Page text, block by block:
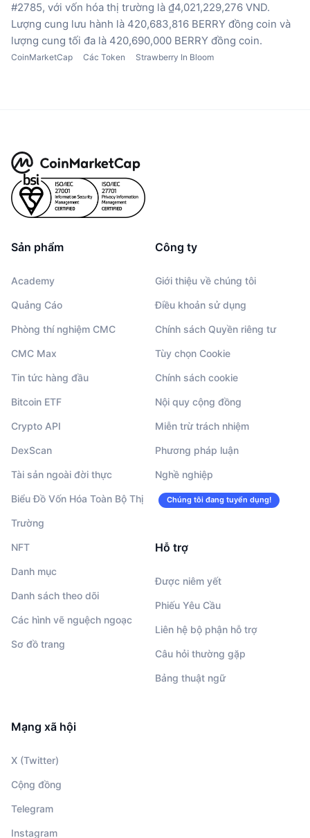
#2785, với vốn hóa thị trường là ₫4,021,229,276 VND.
Lượng cung lưu hành là 420,683,816 BERRY đồng coin và
lượng cung tối đa là 420,690,000 BERRY đồng coin.
CoinMarketCap Các Token Strawberry In Bloom
Sản phẩm
Academy
Quảng Cáo
Phòng thí nghiệm CMC
CMC Max
Tin tức hàng đầu
Bitcoin ETF
Crypto API
DexScan
Tài sản ngoài đời thực
Biểu Đồ Vốn Hóa Toàn Bộ Thị
Trường
NFT
Danh mục
Danh sách theo dõi
Các hình vẽ nguệch ngoạc
Sơ đồ trang
Công ty
Giới thiệu về chúng tôi
Điều khoản sử dụng
Chính sách Quyền riêng tư
Tùy chọn Cookie
Chính sách cookie
Nội quy cộng đồng
Miễn trừ trách nhiệm
Phương pháp luận
Nghề nghiệp
Chúng tôi đang tuyển dụng!
Hỗ trợ
Được niêm yết
Phiếu Yêu Cầu
Liên hệ bộ phận hỗ trợ
Câu hỏi thường gặp
Bảng thuật ngữ
Mạng xã hội
X (Twitter)
Cộng đồng
Telegram
Instagram